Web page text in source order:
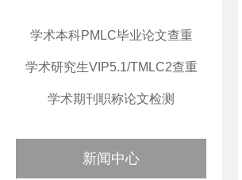
学术本科PMLC毕业论文查重
学术研究生VIP5.1/TMLC2查重
学术期刊职称论文检测
新闻中心